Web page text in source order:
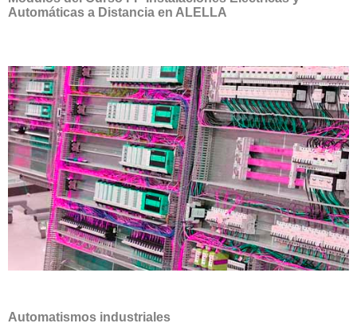
Automáticas a Distancia en ALELLA
Automatismos industriales